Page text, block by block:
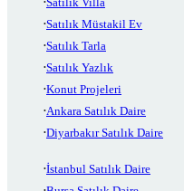
Satılık Müstakil Ev
Satılık Tarla
Satılık Yazlık
Konut Projeleri
Ankara Satılık Daire
Diyarbakır Satılık Daire
İstanbul Satılık Daire